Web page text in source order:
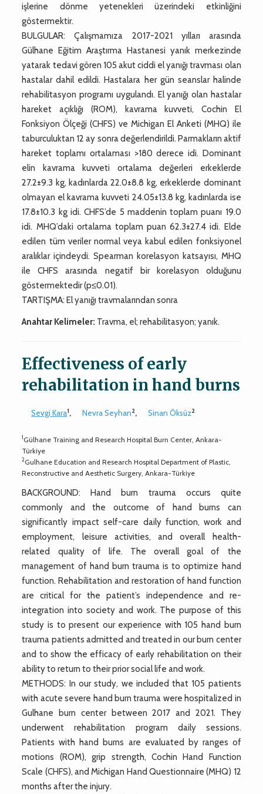
işlerine dönme yetenekleri üzerindeki etkinliğini
göstermektir.
BULGULAR: Çalışmamıza 2017-2021 yılları arasında
Gülhane Eğitim Araştırma Hastanesi yanık merkezinde
yatarak tedavi gören 105 akut ciddi el yanığı travması olan
hastalar dahil edildi. Hastalara her gün seanslar halinde
rehabilitasyon programı uygulandı. El yanığı olan hastalar
hareket açıklığı (ROM), kavrama kuvveti, Cochin El
Fonksiyon Ölçeği (CHFS) ve Michigan El Anketi (MHQ) ile
taburculuktan 12 ay sonra değerlendirildi. Parmakların aktif
hareket toplamı ortalaması >180 derece idi. Dominant
elin kavrama kuvveti ortalama değerleri erkeklerde
27.2±9.3 kg, kadınlarda 22.0±8.8 kg, erkeklerde dominant
olmayan el kavrama kuvveti 24.05±13.8 kg, kadınlarda ise
17.8±10.3 kg idi. CHFS’de 5 maddenin toplam puanı 19.0
idi. MHQ’daki ortalama toplam puan 62.3±27.4 idi. Elde
edilen tüm veriler normal veya kabul edilen fonksiyonel
aralıklar içindeydi. Spearman korelasyon katsayısı, MHQ
ile CHFS arasında negatif bir korelasyon olduğunu
göstermektedir (p≤0.01).
TARTIŞMA: El yanığı travmalarından sonra
Anahtar Kelimeler: Travma, el; rehabilitasyon; yanık.
Effectiveness of early
rehabilitation in hand burns
Sevgi Kara1, Nevra Seyhan2, Sinan Öksüz2
1Gülhane Training and Research Hospital Burn Center, Ankara-
Türkiye
2Gulhane Education and Research Hospital Department of Plastic,
Reconstructive and Aesthetic Surgery, Ankara-Türkiye
BACKGROUND: Hand burn trauma occurs quite
commonly and the outcome of hand burns can
significantly impact self-care daily function, work and
employment, leisure activities, and overall health-
related quality of life. The overall goal of the
management of hand burn trauma is to optimize hand
function. Rehabilitation and restoration of hand function
are critical for the patient’s independence and re-
integration into society and work. The purpose of this
study is to present our experience with 105 hand burn
trauma patients admitted and treated in our burn center
and to show the efficacy of early rehabilitation on their
ability to return to their prior social life and work.
METHODS: In our study, we included that 105 patients
with acute severe hand burn trauma were hospitalized in
Gulhane burn center between 2017 and 2021. They
underwent rehabilitation program daily sessions.
Patients with hand burns are evaluated by ranges of
motions (ROM), grip strength, Cochin Hand Function
Scale (CHFS), and Michigan Hand Questionnaire (MHQ) 12
months after the injury.